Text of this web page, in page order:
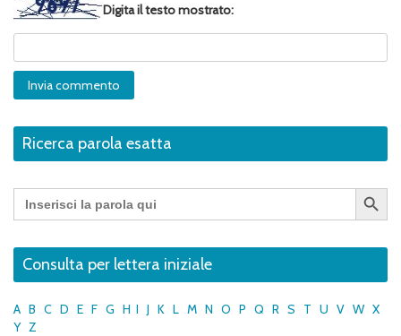
Digita il testo mostrato:
Ricerca parola esatta
Search
for:
Search Button
Consulta per lettera iniziale
A B C D E F G H I J K L M N O P Q R S T U V W X
Y Z